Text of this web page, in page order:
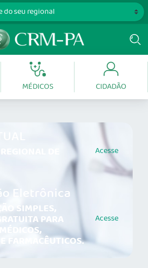
MÉDICOS CIDADÃO
DE Acesse
Eletrônica
SIMPLES,
PARA
FARMACÊUTICOS.
Acesse